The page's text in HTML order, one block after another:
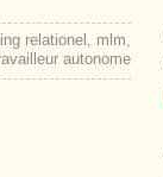
relationel , mlm,
autonome